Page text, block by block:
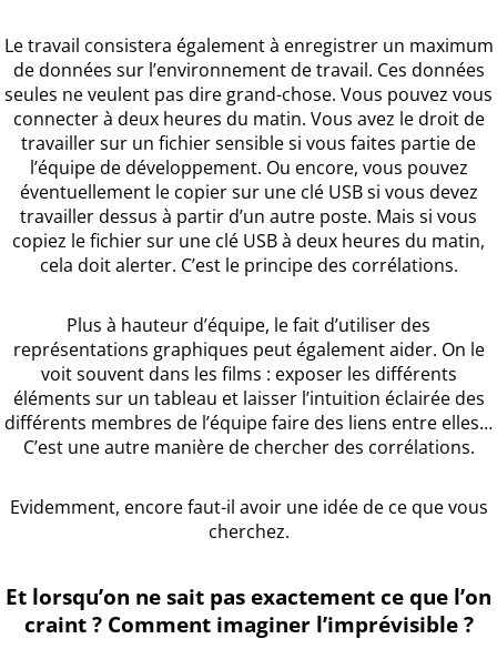
Le travail consistera également à enregistrer un maximum
de données sur l’environnement de travail. Ces données
seules ne veulent pas dire grand-chose. Vous pouvez vous
connecter à deux heures du matin. Vous avez le droit de
travailler sur un fichier sensible si vous faites partie de
l’équipe de développement. Ou encore, vous pouvez
éventuellement le copier sur une clé USB si vous devez
travailler dessus à partir d’un autre poste. Mais si vous
copiez le fichier sur une clé USB à deux heures du matin,
cela doit alerter. C’est le principe des corrélations.
Plus à hauteur d’équipe, le fait d’utiliser des
représentations graphiques peut également aider. On le
voit souvent dans les films : exposer les différents
éléments sur un tableau et laisser l’intuition éclairée des
différents membres de l’équipe faire des liens entre elles…
C’est une autre manière de chercher des corrélations.
Evidemment, encore faut-il avoir une idée de ce que vous
cherchez.
Et lorsqu’on ne sait pas exactement ce que l’on
craint ? Comment imaginer l’imprévisible ?